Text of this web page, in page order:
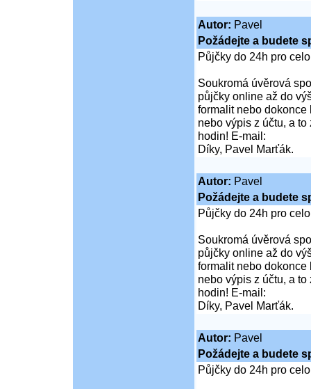
Autor: Pavel
Požádejte a budete
Půjčky do 24h pro
Soukromá úvěrová
půjčky online až do
formalit nebo dokonce
nebo výpis z účtu, a
hodin! E-mail:
Díky, Pavel Marťák.
Autor: Pavel
Požádejte a budete
Půjčky do 24h pro
Soukromá úvěrová
půjčky online až do
formalit nebo dokonce
nebo výpis z účtu, a
hodin! E-mail:
Díky, Pavel Marťák.
Autor: Pavel
Požádejte a budete
Půjčky do 24h pro